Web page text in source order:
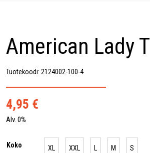
American Lady T
Tuotekoodi: 2124002-100-4
4,95 €
Alv. 0%
Koko XL XXL L M S